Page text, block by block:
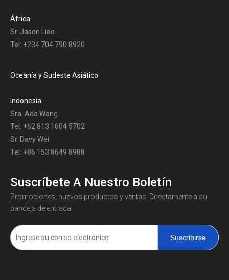
África
Sr. Jason Liao
Tel: +234 704 790 8920
Oceanía y Sudeste Asiático
Indonesia
Sra. Ada Wang
Tel: +62 813 1604 5702
Sr. Davy Wei
Tel: +86 153 8649 8988
Suscríbete A Nuestro Boletín
Promociones, nuevos productos y ventas. Directamente a su
bandeja de entrada.
Suscribirse